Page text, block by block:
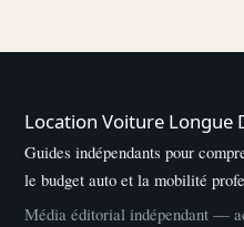
Location Voiture Longue
Guides indépendants pour
le budget auto et la mobilité
Média éditorial indépendant —